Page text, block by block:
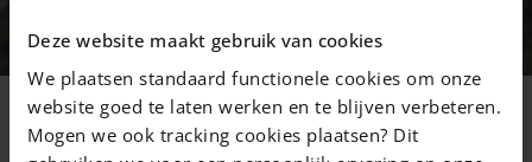
Deze website maakt gebruik van cookies
We plaatsen standaard functionele cookies om onze
website goed te laten werken en te blijven verbeteren.
Mogen we ook tracking cookies plaatsen? Dit
La clôture Post & Rail est souvent utilisée
pour clôturer des prés d’animaux. Pour
enfermer des animaux plus petits, vous